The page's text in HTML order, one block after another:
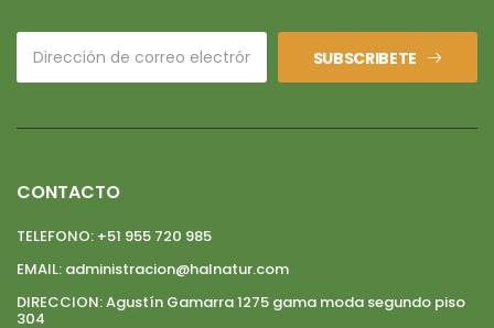
SUBSCRIBETE
CONTACTO
TELEFONO: +51 955 720 985
EMAIL: administracion@halnatur.com
DIRECCION:Agustín Gamarra 1275 gama moda segundo piso
304